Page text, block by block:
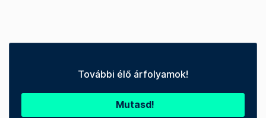
További élő árfolyamok!
Mutasd!